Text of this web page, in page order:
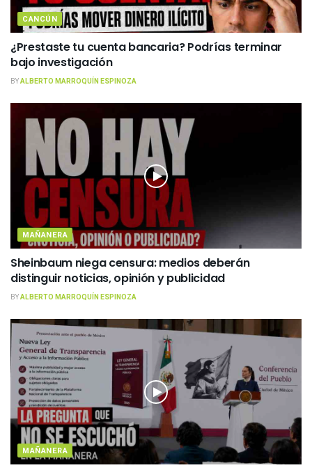
CANCÚN
¿Prestaste tu cuenta bancaria? Podrías terminar
bajo investigación
BYALBERTO MARROQUÍN ESPINOZA
MAÑANERA
Sheinbaum niega censura: medios deberán
distinguir noticias, opinión y publicidad
BYALBERTO MARROQUÍN ESPINOZA
MAÑANERA